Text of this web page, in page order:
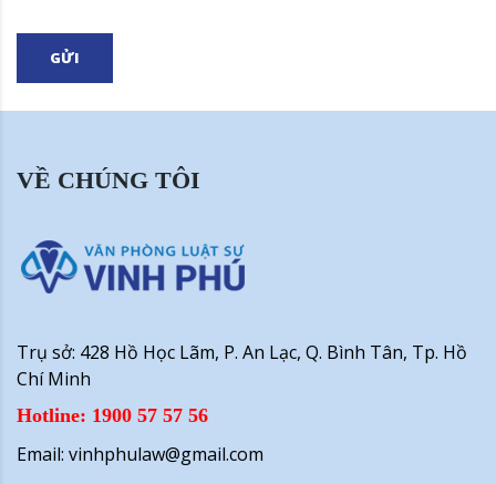
GỬI
VỀ CHÚNG TÔI
Trụ sở: 428 Hồ Học Lãm, P. An Lạc, Q. Bình Tân, Tp. Hồ
Chí Minh
Hotline: 1900 57 57 56
Email: vinhphulaw@gmail.com